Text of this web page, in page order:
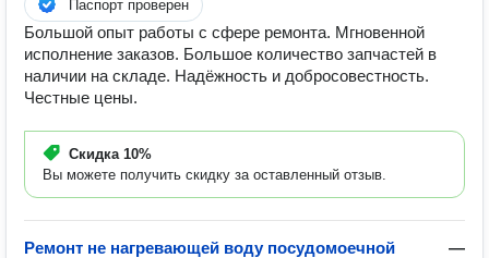
Паспорт проверен
Большой опыт работы с сфере ремонта. Мгновенной
исполнение заказов. Большое количество запчастей в
наличии на складе. Надёжность и добросовестность.
Честные цены.
Скидка 10%
Вы можете получить скидку за оставленный отзыв.
Ремонт не нагревающей воду посудомоечной
—